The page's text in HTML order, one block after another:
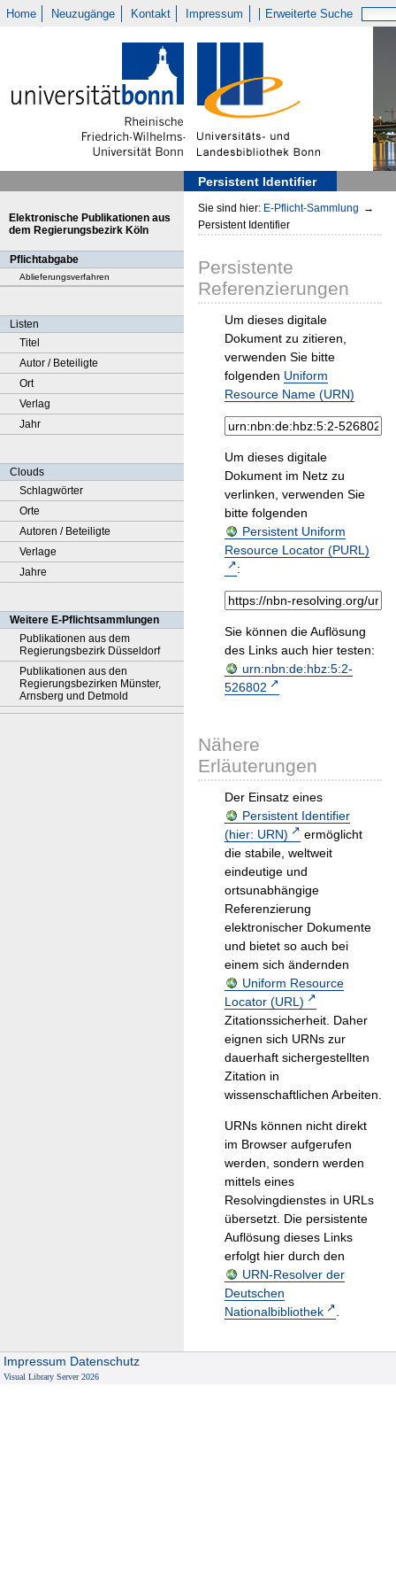
Home Neuzugänge Kontakt Impressum Erweiterte Suche
Persistent Identifier
Elektronische Publikationen aus
dem Regierungsbezirk Köln
Pflichtabgabe
Ablieferungsverfahren
Listen
Titel
Autor / Beteiligte
Ort
Verlag
Jahr
Clouds
Schlagwörter
Orte
Autoren / Beteiligte
Verlage
Jahre
Weitere E-Pflichtsammlungen
Publikationen aus dem
Regierungsbezirk Düsseldorf
Publikationen aus den
Regierungsbezirken Münster,
Arnsberg und Detmold
Sie sind hier: E-Pflicht-Sammlung →
Persistent Identifier
Persistente
Referenzierungen
Um dieses digitale
Dokument zu zitieren,
verwenden Sie bitte
folgenden Uniform
Resource Name (URN)
Um dieses digitale
Dokument im Netz zu
verlinken, verwenden Sie
bitte folgenden
Persistent Uniform
Resource Locator (PURL)
:
Sie können die Auflösung
des Links auch hier testen:
urn:nbn:de:hbz:5:2-
526802
Nähere
Erläuterungen
Der Einsatz eines
Persistent Identifier
(hier: URN)
ermöglicht
die stabile, weltweit
eindeutige und
ortsunabhängige
Referenzierung
elektronischer Dokumente
und bietet so auch bei
einem sich ändernden
Uniform Resource
Locator (URL)
Zitationssicherheit. Daher
eignen sich URNs zur
dauerhaft sichergestellten
Zitation in
wissenschaftlichen Arbeiten.
URNs können nicht direkt
im Browser aufgerufen
werden, sondern werden
mittels eines
Resolvingdienstes in URLs
übersetzt. Die persistente
Auflösung dieses Links
erfolgt hier durch den
URN-Resolver der
Deutschen
Nationalbibliothek
.
Impressum Datenschutz
Visual Library Server 2026